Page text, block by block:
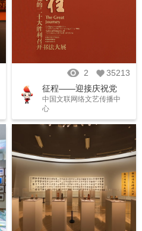
2
35213
征程——迎接庆祝党
的二十大胜利召开书
法大展
中国文联网络文艺传播中
心